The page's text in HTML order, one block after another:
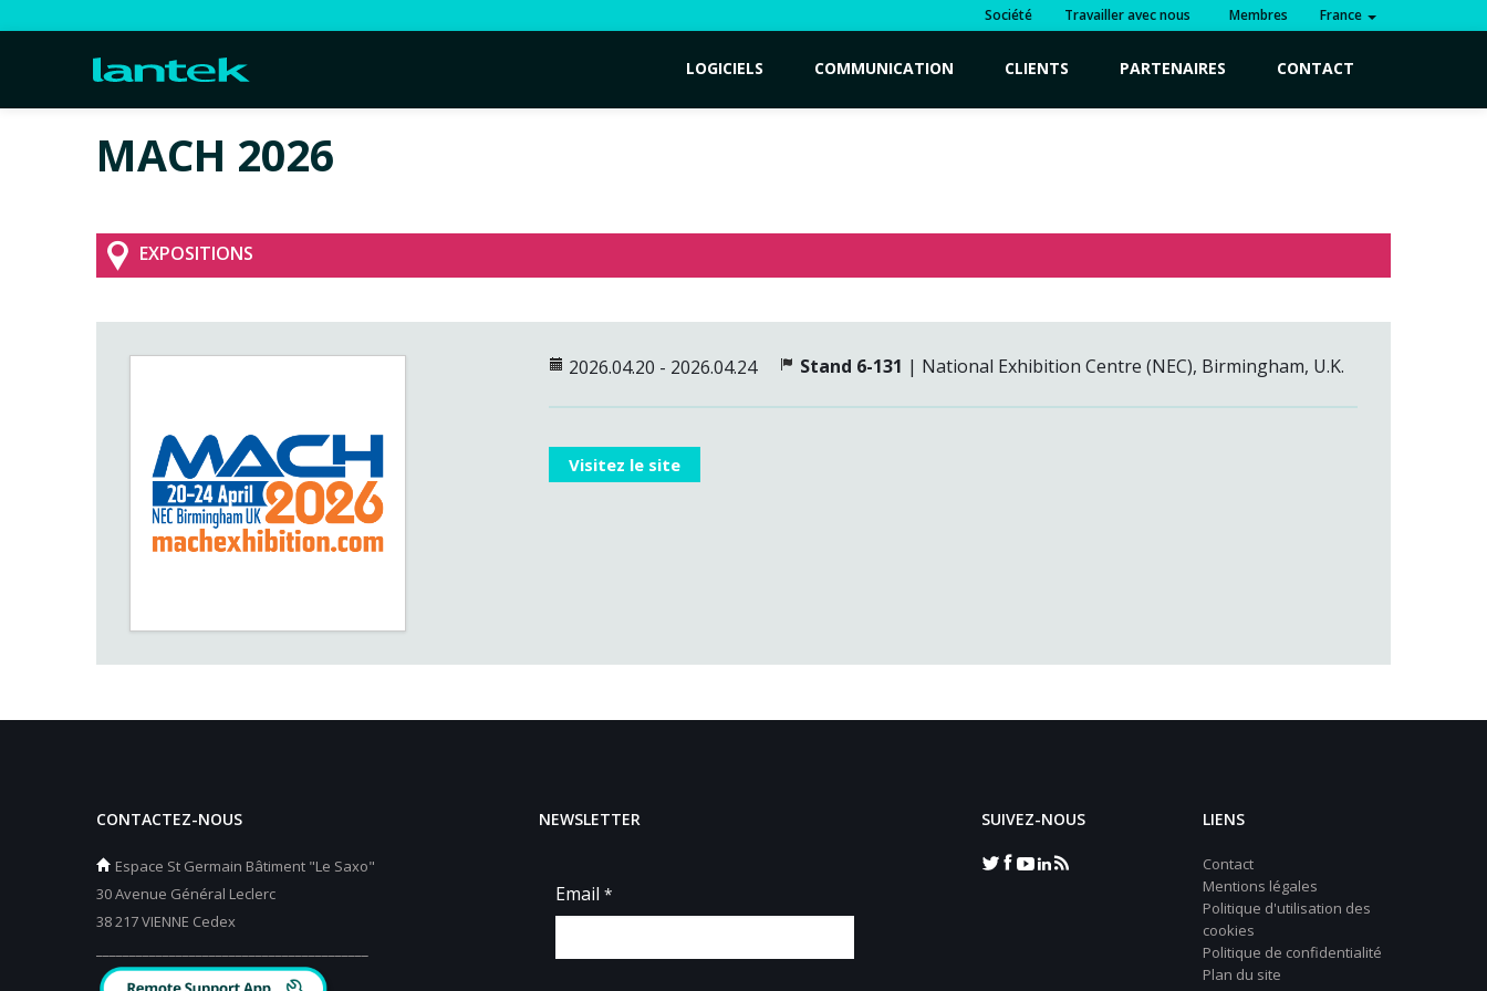
Société Travailler avec nous Membres France
LOGICIELS COMMUNICATION CLIENTS PARTENAIRES CONTACT
MACH 2026
EXPOSITIONS
2026.04.20 - 2026.04.24 Stand 6-131 | National Exhibition Centre (NEC), Birmingham, U.K.
Visitez le site
CONTACTEZ-NOUS
Espace St Germain Bâtiment "Le Saxo"
30 Avenue Général Leclerc
38 217 VIENNE Cedex
NEWSLETTER SUIVEZ-NOUS LIENS
Contact
Mentions légales
Politique d'utilisation des
cookies
Politique de confidentialité
Plan du site